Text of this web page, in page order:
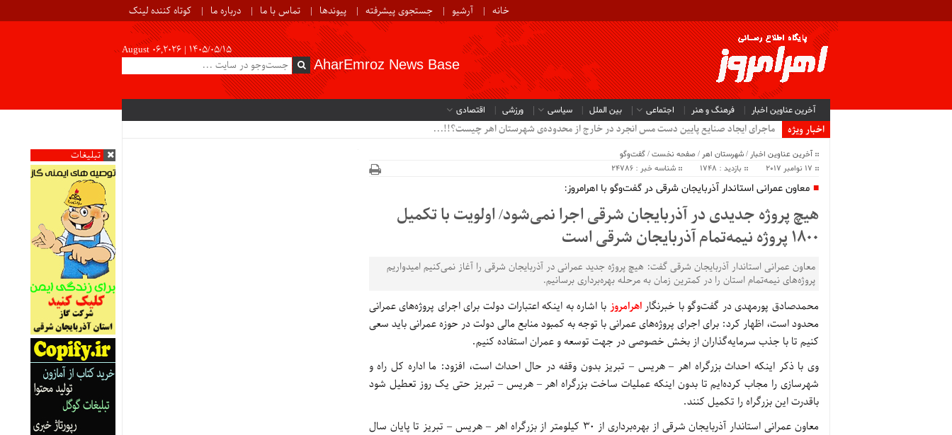
خانه آرشیو جستجوی پیشرفته پیوندها تماس با ما درباره ما کوتاه کننده لینک
August 06,2026 | ۱۴۰۵/۰۵/۱۵
AharEmroz News Base
آخرین عناوین اخبار فرهنگ و هنر اجتماعی بین الملل سیاسی ورزشی اقتصادی
اخبار ویژه
ماجرای ایجاد صنایع پایین دست مس انجرد در خارج از محدوده‌ی شهرستان اهر چیست؟!!...
تبلیغات
آخرین عناوین اخبار /شهرستان اهر /صفحه نخست/گفت‌وگو
17 نوامبر 2017
بازدید : 1748 شناسه خبر : 24786
معاون عمرانی استاندار آذربایجان شرقی در گفت‌وگو با اهرامروز:
هیچ پروژه جدیدی در آذربایجان شرقی اجرا نمی‌شود/ اولویت با تکمیل
1800 پروژه نیمه‌تمام آذربایجان شرقی است
معاون عمرانی استاندار آذربایجان شرقی گفت: هیچ پروژه جدید عمرانی در آذربایجان شرقی را آغاز نمی‌کنیم امیدواریم
پروژه‌های نیمه‌تمام استان را در کمترین زمان به مرحله بهره‌برداری برسانیم.
محمدصادق پورمهدی در گفت‌وگو با خبرنگاراهرامروز با اشاره به اینکه اعتبارات دولت برای اجرای پروژه‌های عمرانی
محدود است، اظهار کرد: برای اجرای پروژه‌های عمرانی با توجه به کمبود منابع مالی دولت در حوزه عمرانی باید سعی
کنیم تا با جذب سرمایه‌گذاران از بخش خصوصی در جهت توسعه و عمران استفاده کنیم.
وی با ذکر اینکه احداث بزرگراه اهر – هریس – تبریز بدون وقفه در حال احداث است، افزود: ما اداره کل راه و
شهرسازی را مجاب کرده‌ایم تا بدون اینکه عملیات ساخت بزرگراه اهر – هریس – تبریز حتی یک روز تعطیل شود
باقدرت این بزرگراه را تکمیل کنند.
معاون عمرانی استاندار آذربایجان شرقی از بهره‌برداری از 30 کیلومتر از بزرگراه اهر – هریس – تبریز تا پایان سال